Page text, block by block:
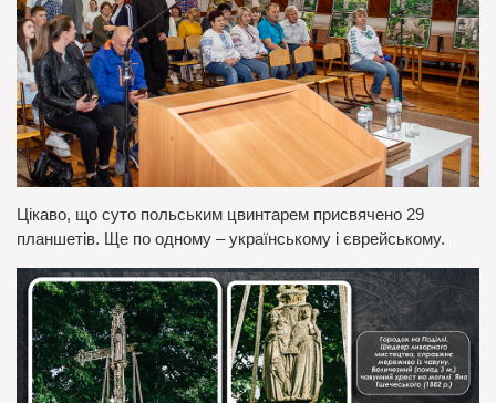
Цікаво, що суто польським цвинтарем присвячено 29
планшетів. Ще по одному – українському і єврейському.